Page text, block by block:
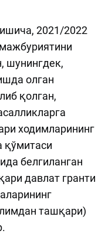
2021/2022
шунингдек,
олган
қолган,
ходимларининг
қўмитаси
белгиланган
давлат гранти
ташқари)